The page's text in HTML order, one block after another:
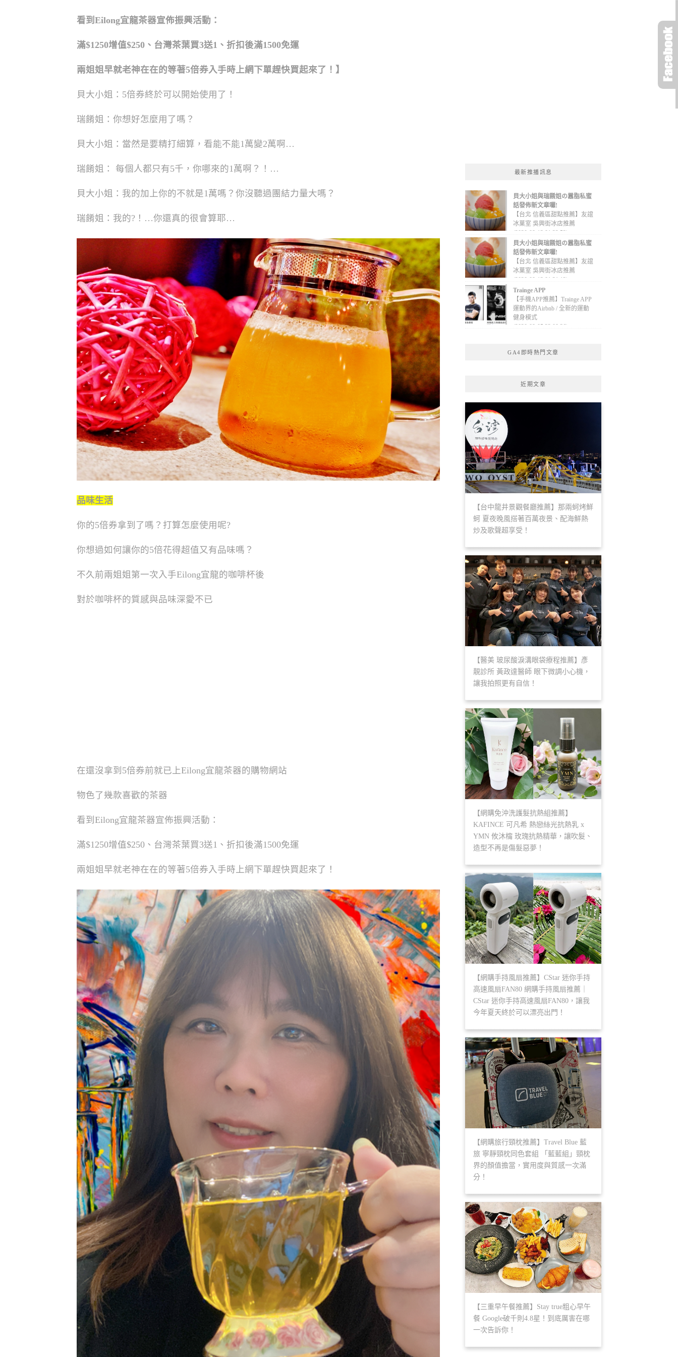
看到Eilong宜龍茶器宣佈振興活動：
滿$1250增值$250、台灣茶葉買3送1、折扣後滿1500免運
兩姐姐早就老神在在的等著5倍券入手時上網下單趕快買起來了！】
貝大小姐：5倍券終於可以開始使用了！
瑞餚姐：你想好怎麼用了嗎？
貝大小姐：當然是要精打細算，看能不能1萬變2萬啊…
瑞餚姐： 每個人都只有5千，你哪來的1萬啊？！…
貝大小姐：我的加上你的不就是1萬嗎？你沒聽過團結力量大嗎？
瑞餚姐：我的?！…你還真的很會算耶…
品味生活
你的5倍券拿到了嗎？打算怎麼使用呢?
你想過如何讓你的5倍花得超值又有品味嗎？
不久前兩姐姐第一次入手Eilong宜龍的咖啡杯後
對於咖啡杯的質感與品味深愛不已
在還沒拿到5倍券前就已上Eilong宜龍茶器的購物網站
物色了幾款喜歡的茶器
看到Eilong宜龍茶器宣佈振興活動：
滿$1250增值$250、台灣茶葉買3送1、折扣後滿1500免運
兩姐姐早就老神在在的等著5倍券入手時上網下單趕快買起來了！
最新推播訊息
貝大小姐與瑞餚姐の囂脂私蜜
話發佈新文章囉!
【台北 信義區甜點推薦】友誼
冰菓室 吳興街冰店推薦
(2020-09-13 01:32:52)
貝大小姐與瑞餚姐の囂脂私蜜
話發佈新文章囉!
【台北 信義區甜點推薦】友誼
冰菓室 吳興街冰店推薦
(2020-09-13 01:31:12)
Trainge APP
【手機APP推薦】Trainge APP
運動界的Airbnb / 全新的運動
健身模式
(2020-09-05 22:08:36)
GA4即時熱門文章
近期文章
【台中龍井景觀餐廳推薦】那兩蚵烤鮮
蚵 夏夜晚風搭著百萬夜景、配海鮮熱
炒及歌聲超享受！
【醫美 玻尿酸淚溝眼袋療程推薦】彥
靚診所 黃政達醫師 眼下微調小心機，
讓我拍照更有自信！
【網購免沖洗護髮抗熱組推薦】
KAFINCE 可凡希 熱戀絲光抗熱乳 x
YMN 攸沐橣 玫瑰抗熱精華，讓吹髮、
造型不再是傷髮惡夢！
【網購手持風扇推薦】CStar 迷你手持
高速風扇FAN80 網購手持風扇推薦｜
CStar 迷你手持高速風扇FAN80，讓我
今年夏天終於可以漂亮出門！
【網購旅行頸枕推薦】Travel Blue 藍
旅 寧靜頸枕同色套組 「藍藍組」頸枕
界的顏值擔當，實用度與質感一次滿
分！
【三重早午餐推薦】Stay true粗心早午
餐 Google破千則4.8星！到底厲害在哪
一次告訴你！